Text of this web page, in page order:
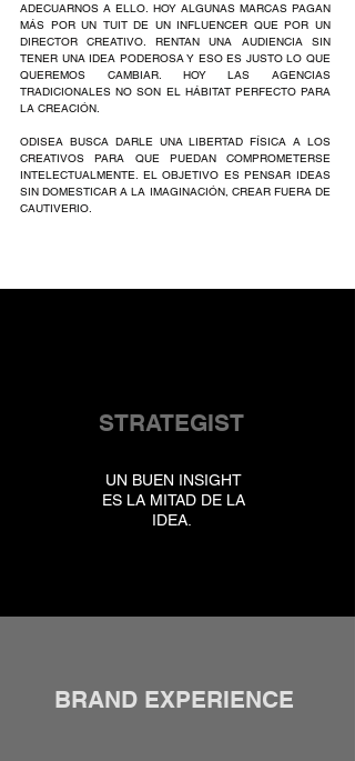
ADECUARNOS A ELLO. HOY ALGUNAS MARCAS PAGAN
MÁS POR UN TUIT DE UN INFLUENCER QUE POR UN
DIRECTOR CREATIVO. RENTAN UNA AUDIENCIA SIN
TENER UNA IDEA PODEROSA Y ESO ES JUSTO LO QUE
QUEREMOS CAMBIAR. HOY LAS AGENCIAS
TRADICIONALES NO SON EL HÁBITAT PERFECTO PARA
LA CREACIÓN.
ODISEA BUSCA DARLE UNA LIBERTAD FÍSICA A LOS
CREATIVOS PARA QUE PUEDAN COMPROMETERSE
INTELECTUALMENTE. EL OBJETIVO ES PENSAR IDEAS
SIN DOMESTICAR A LA IMAGINACIÓN, CREAR FUERA DE
CAUTIVERIO.
STRATEGIST
UN BUEN INSIGHT
ES LA MITAD DE LA
IDEA.
BRAND EXPERIENCE